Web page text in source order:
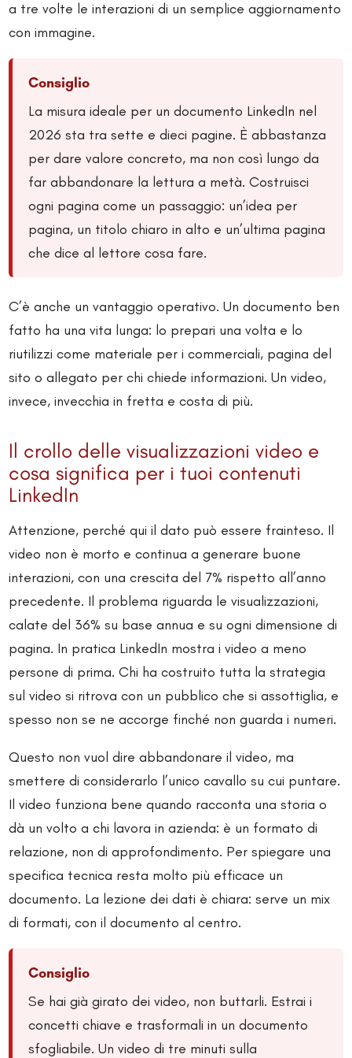
a tre volte le interazioni di un semplice aggiornamento
con immagine.
Consiglio
La misura ideale per un documento LinkedIn nel
2026 sta tra sette e dieci pagine. È abbastanza
per dare valore concreto, ma non così lungo da
far abbandonare la lettura a metà. Costruisci
ogni pagina come un passaggio: un’idea per
pagina, un titolo chiaro in alto e un’ultima pagina
che dice al lettore cosa fare.
C’è anche un vantaggio operativo. Un documento ben
fatto ha una vita lunga: lo prepari una volta e lo
riutilizzi come materiale per i commerciali, pagina del
sito o allegato per chi chiede informazioni. Un video,
invece, invecchia in fretta e costa di più.
Il crollo delle visualizzazioni video e
cosa significa per i tuoi contenuti
LinkedIn
Attenzione, perché qui il dato può essere frainteso. Il
video non è morto e continua a generare buone
interazioni, con una crescita del 7% rispetto all’anno
precedente. Il problema riguarda le visualizzazioni,
calate del 36% su base annua e su ogni dimensione di
pagina. In pratica LinkedIn mostra i video a meno
persone di prima. Chi ha costruito tutta la strategia
sul video si ritrova con un pubblico che si assottiglia, e
spesso non se ne accorge finché non guarda i numeri.
Questo non vuol dire abbandonare il video, ma
smettere di considerarlo l’unico cavallo su cui puntare.
Il video funziona bene quando racconta una storia o
dà un volto a chi lavora in azienda: è un formato di
relazione, non di approfondimento. Per spiegare una
specifica tecnica resta molto più efficace un
documento. La lezione dei dati è chiara: serve un mix
di formati, con il documento al centro.
Consiglio
Se hai già girato dei video, non buttarli. Estrai i
concetti chiave e trasformali in un documento
sfogliabile. Un video di tre minuti sulla